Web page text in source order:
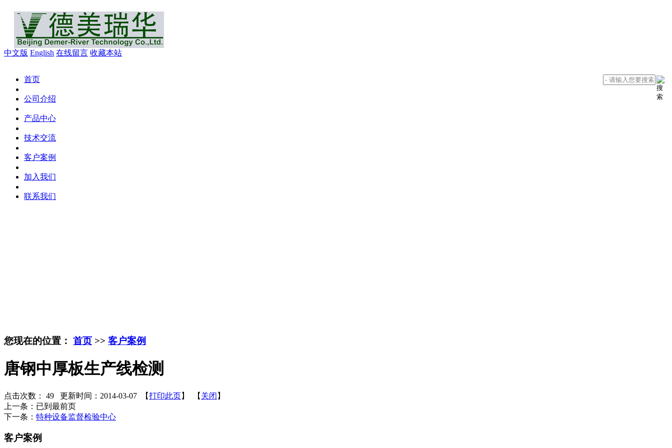
中文版 English 在线留言 收藏本站
首页
公司介绍
产品中心
技术交流
客户案例
加入我们
联系我们
您现在的位置： 首页 >> 客户案例
唐钢中厚板生产线检测
点击次数： 49 更新时间：2014-03-07 【打印此页】 【 关闭 】
上一条：已到最前页
下一条： 特种设备监督检验中心
客户案例